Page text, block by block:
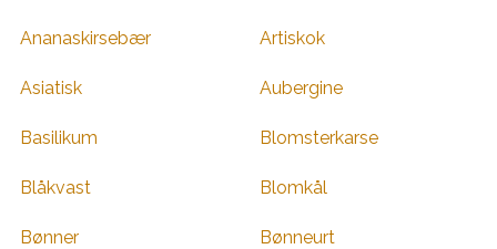
Ananaskirsebær Artiskok
Asiatisk Aubergine
Basilikum Blomsterkarse
Blåkvast Blomkål
Bønner Bønneurt